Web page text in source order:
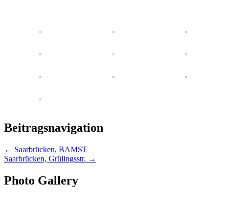
Beitragsnavigation
← Saarbrücken, BAMST
Saarbrücken, Grülingsstr. →
Photo Gallery